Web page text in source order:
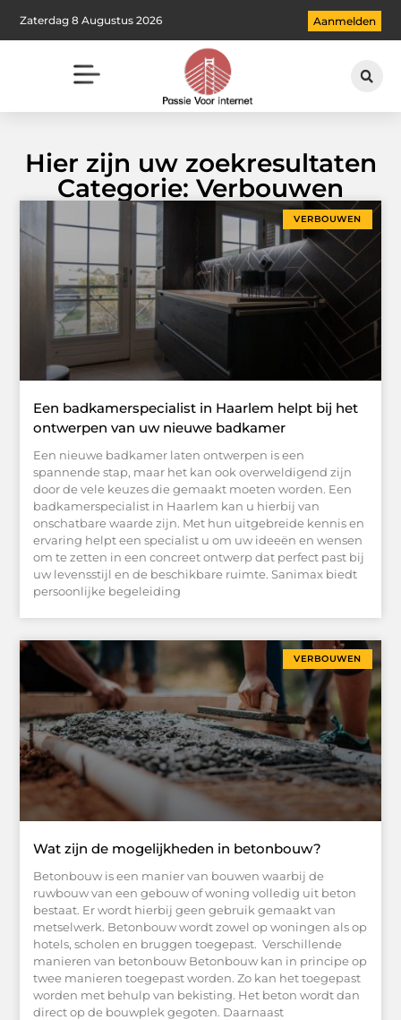
Zaterdag 8 Augustus 2026 Aanmelden
Hier zijn uw zoekresultaten
Categorie: Verbouwen
VERBOUWEN
Een badkamerspecialist in Haarlem helpt bij het
ontwerpen van uw nieuwe badkamer
Een nieuwe badkamer laten ontwerpen is een
spannende stap, maar het kan ook overweldigend zijn
door de vele keuzes die gemaakt moeten worden. Een
badkamerspecialist in Haarlem kan u hierbij van
onschatbare waarde zijn. Met hun uitgebreide kennis en
ervaring helpt een specialist u om uw ideeën en wensen
om te zetten in een concreet ontwerp dat perfect past bij
uw levensstijl en de beschikbare ruimte. Sanimax biedt
persoonlijke begeleiding
VERBOUWEN
Wat zijn de mogelijkheden in betonbouw?
Betonbouw is een manier van bouwen waarbij de
ruwbouw van een gebouw of woning volledig uit beton
bestaat. Er wordt hierbij geen gebruik gemaakt van
metselwerk. Betonbouw wordt zowel op woningen als op
hotels, scholen en bruggen toegepast. Verschillende
manieren van betonbouw Betonbouw kan in principe op
twee manieren toegepast worden. Zo kan het toegepast
worden met behulp van bekisting. Het beton wordt dan
direct op de bouwplek gegoten. Daarnaast